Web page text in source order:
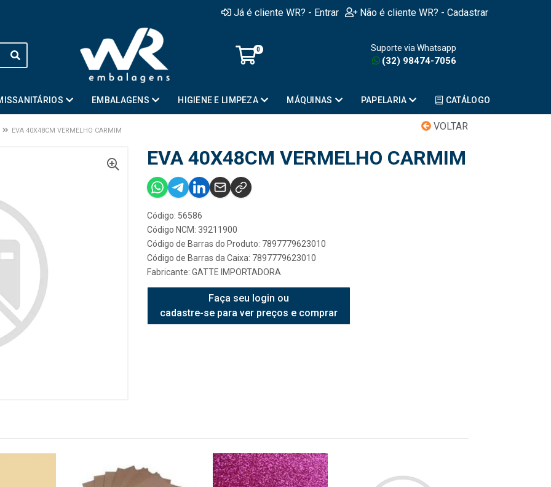
Já é cliente WR? - Entrar Não é cliente WR? - Cadastrar
0 Suporte via Whatsapp
(32) 98474-7056
EMBALAGENS HIGIENE E LIMPEZA MÁQUINAS PAPELARIA CATÁLOGO
VOLTAR
EVA 40X48CM VERMELHO CARMIM
EVA 40X48CM VERMELHO CARMIM
Código: 56586
Código NCM: 39211900
Código de Barras do Produto: 7897779623010
Código de Barras da Caixa: 7897779623010
Fabricante: GATTE IMPORTADORA
Faça seu login ou
cadastre-se para ver preços e comprar